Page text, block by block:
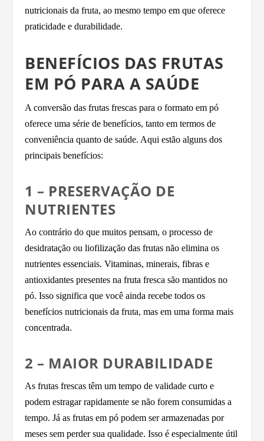
nutricionais da fruta, ao mesmo tempo em que oferece
praticidade e durabilidade.
BENEFÍCIOS DAS FRUTAS
EM PÓ PARA A SAÚDE
A conversão das frutas frescas para o formato em pó
oferece uma série de benefícios, tanto em termos de
conveniência quanto de saúde. Aqui estão alguns dos
principais benefícios:
1 – PRESERVAÇÃO DE
NUTRIENTES
Ao contrário do que muitos pensam, o processo de
desidratação ou liofilização das frutas não elimina os
nutrientes essenciais. Vitaminas, minerais, fibras e
antioxidantes presentes na fruta fresca são mantidos no
pó. Isso significa que você ainda recebe todos os
benefícios nutricionais da fruta, mas em uma forma mais
concentrada.
2 – MAIOR DURABILIDADE
As frutas frescas têm um tempo de validade curto e
podem estragar rapidamente se não forem consumidas a
tempo. Já as frutas em pó podem ser armazenadas por
meses sem perder sua qualidade. Isso é especialmente útil